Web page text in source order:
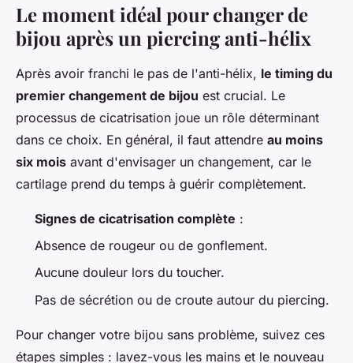
Le moment idéal pour changer de
bijou après un piercing anti-hélix
Après avoir franchi le pas de l'anti-hélix, le timing du
premier changement de bijou est crucial. Le
processus de cicatrisation joue un rôle déterminant
dans ce choix. En général, il faut attendre au moins
six mois avant d'envisager un changement, car le
cartilage prend du temps à guérir complètement.
Signes de cicatrisation complète :
Absence de rougeur ou de gonflement.
Aucune douleur lors du toucher.
Pas de sécrétion ou de croute autour du piercing.
Pour changer votre bijou sans problème, suivez ces
étapes simples : lavez-vous les mains et le nouveau